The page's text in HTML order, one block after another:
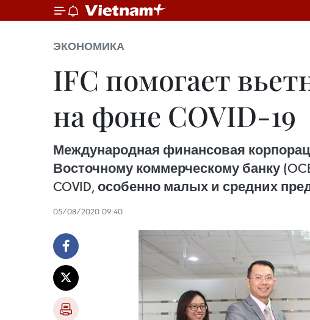
ЭКОНОМИКА
IFC помогает
на фоне COVID-19
Международная финансовая
Восточному коммерческому банку
COVID, особенно малых и средних
05/08/2020 09:40